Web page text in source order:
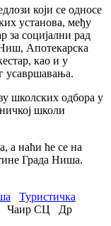
који се односе
установа, међу
за социјални рад
Апотекарска
као и у
усавршавања.
школских одбора у
школи
а наћи ће се на
Града Ниша.
Туристичка
Чаир СЦ
Др